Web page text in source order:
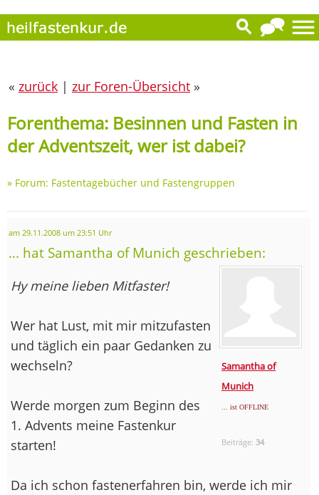
« zurück | zur Foren-Übersicht »
Forenthema: Besinnen und Fasten in
der Adventszeit, wer ist dabei?
» Forum: Fastentagebücher und Fastengruppen
am 29.11.2008 um 23:51 Uhr
... hat Samantha of Munich geschrieben:
Samantha of
Munich
... ist OFFLINE
Beiträge:34
Hy meine lieben Mitfaster!
Wer hat Lust, mit mir mitzufasten
und täglich ein paar Gedanken zu
wechseln?
Werde morgen zum Beginn des
1. Advents meine Fastenkur
starten!
Da ich schon fastenerfahren bin, werde ich mir